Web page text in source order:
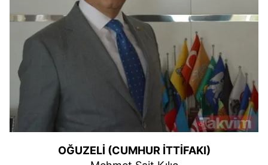
OĞUZELİ (CUMHUR İTTİFAKI)